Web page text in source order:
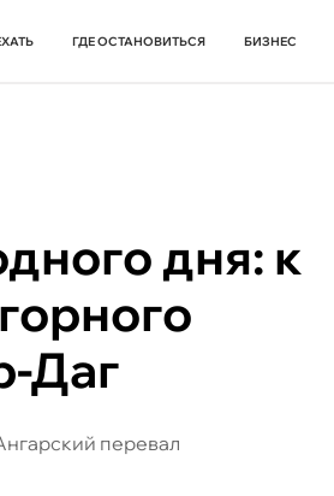
ГДЕ ОСТАНОВИТЬСЯ БИЗНЕС
дня: к
Даг
перевал